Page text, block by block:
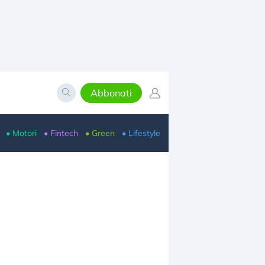
Abbonati
• Motori • Fintech • Green • Lifestyle